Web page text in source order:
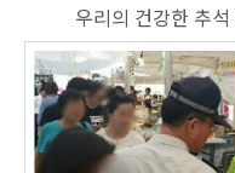
우리의 건강한 추